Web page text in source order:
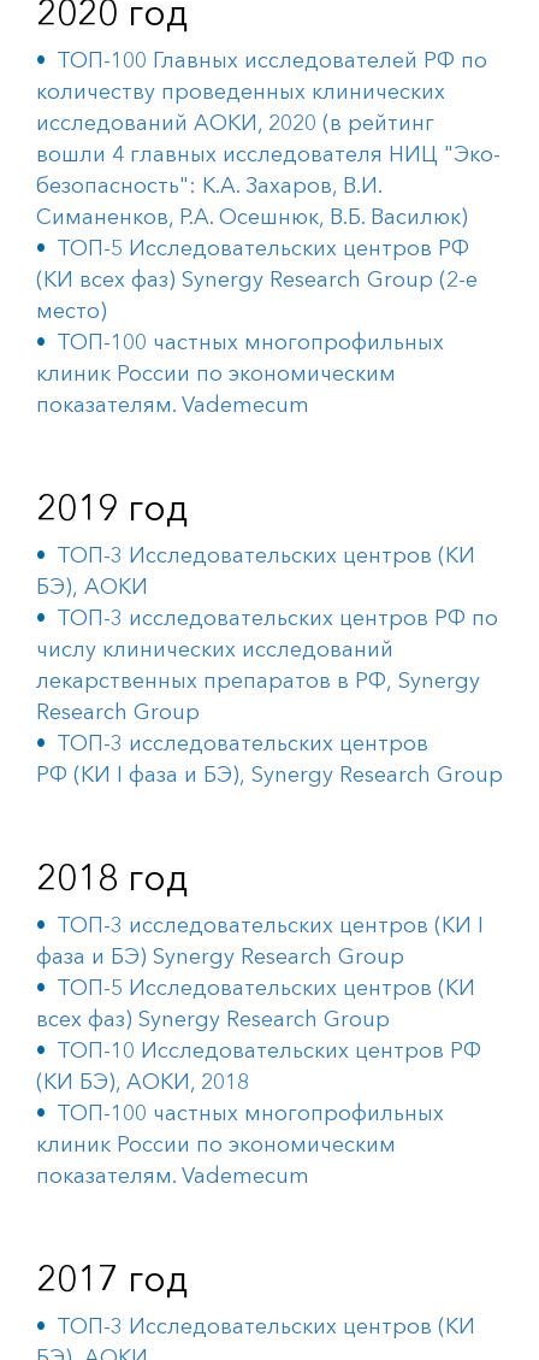
2020 год
ТОП-100 Главных исследователей РФ по
количеству проведенных клинических
исследований АОКИ, 2020 (в рейтинг
вошли 4 главных исследователя НИЦ "Эко-
безопасность": К.А. Захаров, В.И.
Симаненков, Р.А. Осешнюк, В.Б. Василюк)
ТОП-5 Исследовательских центров РФ
(КИ всех фаз) Synergy Research Group (2-е
место)
ТОП-100 частных многопрофильных
клиник России по экономическим
показателям. Vademecum
2019 год
ТОП-3 Исследовательских центров (КИ
БЭ), АОКИ
ТОП-3 исследовательских центров РФ по
числу клинических исследований
лекарственных препаратов в РФ, Synergy
Research Group
ТОП-3 исследовательских центров
РФ (КИ I фаза и БЭ), Synergy Research Group
2018 год
ТОП-3 исследовательских центров (КИ I
фаза и БЭ) Synergy Research Group
ТОП-5 Исследовательских центров (КИ
всех фаз) Synergy Research Group
ТОП-10 Исследовательских центров РФ
(КИ БЭ), АОКИ, 2018
ТОП-100 частных многопрофильных
клиник России по экономическим
показателям. Vademecum
2017 год
ТОП-3 Исследовательских центров (КИ